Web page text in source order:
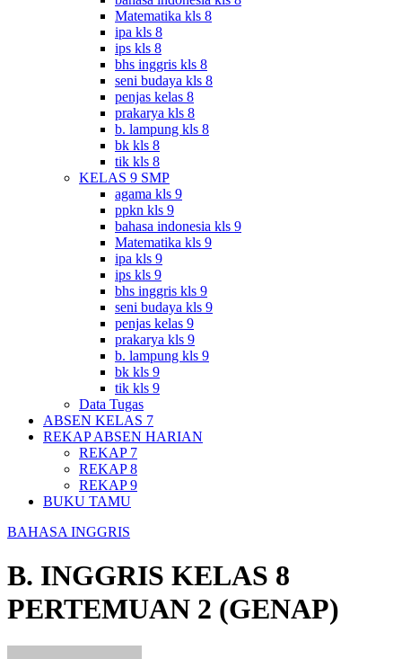
Matematika kls 8
ipa kls 8
ips kls 8
bhs inggris kls 8
seni budaya kls 8
penjas kelas 8
prakarya kls 8
b. lampung kls 8
bk kls 8
tik kls 8
KELAS 9 SMP
agama kls 9
ppkn kls 9
bahasa indonesia kls 9
Matematika kls 9
ipa kls 9
ips kls 9
bhs inggris kls 9
seni budaya kls 9
penjas kelas 9
prakarya kls 9
b. lampung kls 9
bk kls 9
tik kls 9
Data Tugas
ABSEN KELAS 7
REKAP ABSEN HARIAN
REKAP 7
REKAP 8
REKAP 9
BUKU TAMU
BAHASA INGGRIS
B. INGGRIS KELAS 8
PERTEMUAN 2 (GENAP)